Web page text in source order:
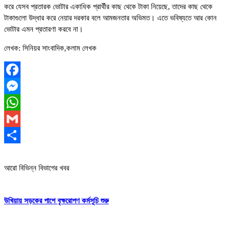
করে যেসব প্রতারক ভোটার একাধিক প্রার্থীর কাছ থেকে টাকা নিয়েছে, তাদের কাছ থেকে
টাকাগুলো উদ্ধার করে নেয়ার দরকার বলে আমজনতার অভিমত। এতে ভবিষ্যতে আর কোন
ভোটার এমন প্রতারণা করবে না।
লেখক: সিনিয়র সাংবাদিক,কলাম লেখক
Facebook
Messenger
WhatsApp
Gmail
আরো বিভিন্ন বিভাগের খবর
উখিয়ায় সড়কের পাশে বৃক্ষরোপণ কর্মসূচি শুরু